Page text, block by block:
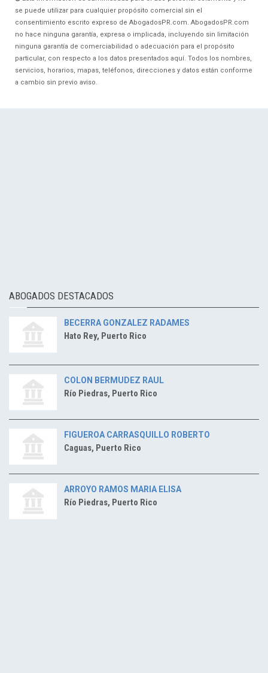
se puede utilizar para cualquier propósito comercial sin el
consentimiento escrito expreso de AbogadosPR.com. AbogadosPR.com
no hace ninguna garantía, expresa o implicada, incluyendo sin limitación
ninguna garantía de comerciabilidad o adecuación para el propósito
particular, con respecto a los datos presentados aquí. Todos los nombres,
servicios, horarios, mapas, teléfonos, direcciones y datos están conforme
a cambio sin previo aviso.
ABOGADOS DESTACADOS
BECERRA GONZALEZ RADAMES
Hato Rey, Puerto Rico
COLON BERMUDEZ RAUL
Río Piedras, Puerto Rico
FIGUEROA CARRASQUILLO ROBERTO
Caguas, Puerto Rico
ARROYO RAMOS MARIA ELISA
Río Piedras, Puerto Rico